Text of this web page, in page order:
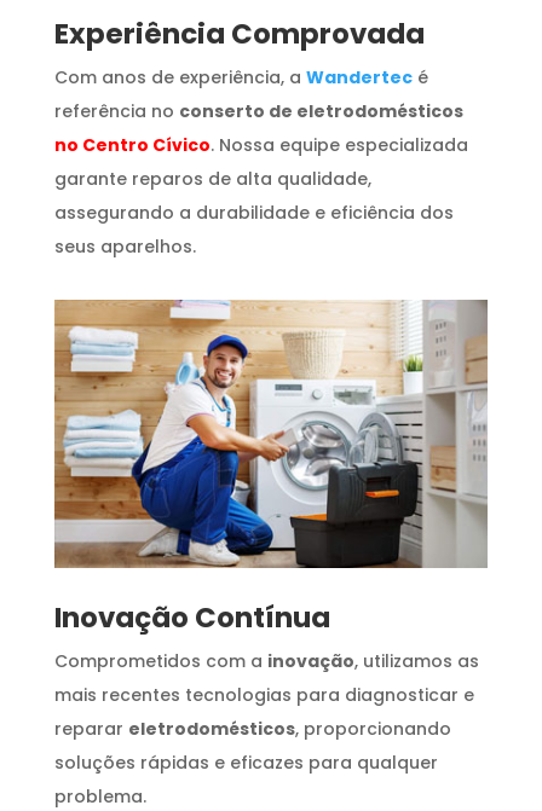
​Experiência Comprovada
Com anos de experiência, a Wandertecé
referência no conserto de eletrodomésticos
no Centro Cívico. Nossa equipe especializada
garante reparos de alta qualidade,
assegurando a durabilidade e eficiência dos
seus aparelhos.
Inovação Contínua
Comprometidos com a inovação, utilizamos as
mais recentes tecnologias para diagnosticar e
reparar eletrodomésticos, proporcionando
soluções rápidas e eficazes para qualquer
problema.